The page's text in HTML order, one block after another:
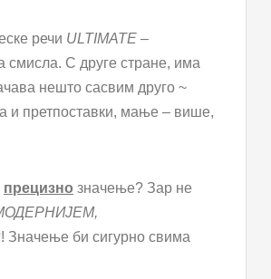
речи ULTIMATE –
смисла. С друге стране, има
нешто сасвим друго ~
и претпоставки, мање – више,
прецизно значење? Зар не
би сигурно свима